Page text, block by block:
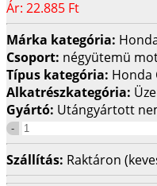
Ár: 22.885 Ft
Márka kategória:
Csoport: négyütemü
Típus kategória: Honda
Alkatrészkategória:
Gyártó: Utángyártott
Szállítás: Raktáron